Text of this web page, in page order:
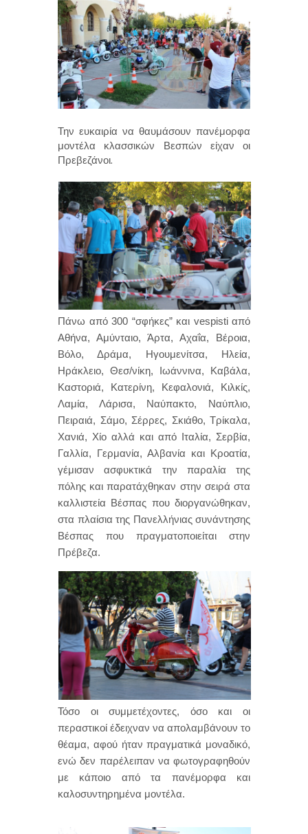
Την ευκαιρία να θαυμάσουν πανέμορφα
μοντέλα κλασσικών Βεσπών είχαν οι
Πρεβεζάνοι.
Πάνω από 300 “σφήκες” και vespisti από
Αθήνα, Αμύνταιο, Άρτα, Αχαΐα, Βέροια,
Βόλο, Δράμα, Ηγουμενίτσα, Ηλεία,
Ηράκλειο, Θεσ/νίκη, Ιωάννινα, Καβάλα,
Καστοριά, Κατερίνη, Κεφαλονιά, Κιλκίς,
Λαμία, Λάρισα, Ναύπακτο, Ναύπλιο,
Πειραιά, Σάμο, Σέρρες, Σκιάθο, Τρίκαλα,
Χανιά, Χίο αλλά και από Ιταλία, Σερβία,
Γαλλία, Γερμανία, Αλβανία και Κροατία,
γέμισαν ασφυκτικά την παραλία της
πόλης και παρατάχθηκαν στην σειρά στα
καλλιστεία Βέσπας που διοργανώθηκαν,
στα πλαίσια της Πανελλήνιας συνάντησης
Βέσπας που πραγματοποιείται στην
Πρέβεζα.
Τόσο οι συμμετέχοντες, όσο και οι
περαστικοί έδειχναν να απολαμβάνουν το
θέαμα, αφού ήταν πραγματικά μοναδικό,
ενώ δεν παρέλειπαν να φωτογραφηθούν
με κάποιο από τα πανέμορφα και
καλοσυντηρημένα μοντέλα.